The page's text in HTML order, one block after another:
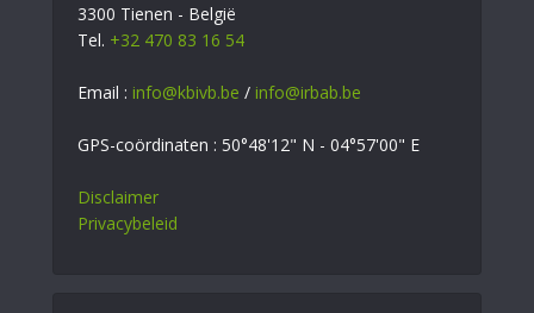
3300 Tienen - België
Tel. +32 470 83 16 54
Email : info@kbivb.be / info@irbab.be
GPS-coördinaten : 50°48'12" N - 04°57'00" E
Disclaimer
Privacybeleid